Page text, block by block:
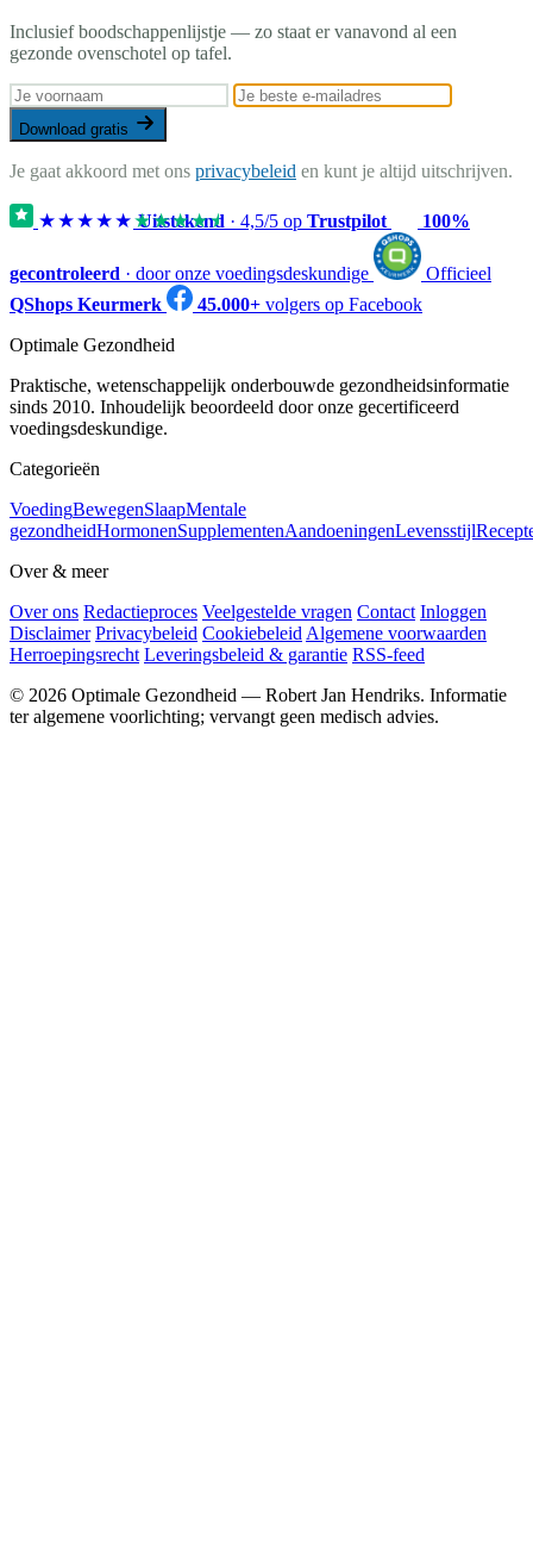
Inclusief boodschappenlijstje — zo staat er vanavond al een
gezonde ovenschotel op tafel.
Download gratis
Je gaat akkoord met ons privacybeleid en kunt je altijd uitschrijven.
★★★★★★★★★★
Uitstekend · 4,5/5 op Trustpilot 100%
gecontroleerd · door onze voedingsdeskundige
Officieel
QShops Keurmerk
45.000+ volgers op Facebook
Optimale Gezondheid
Praktische, wetenschappelijk onderbouwde gezondheidsinformatie
sinds 2010. Inhoudelijk beoordeeld door onze gecertificeerd
voedingsdeskundige.
Categorieën
VoedingBewegenSlaapMentale
gezondheidHormonenSupplementenAandoeningenLevensstijl
Over & meer
Over ons Redactieproces Veelgestelde vragen Contact Inloggen
Disclaimer Privacybeleid CookiebeleidAlgemene voorwaarden
Herroepingsrecht Leveringsbeleid & garantie RSS-feed
© 2026 Optimale Gezondheid — Robert Jan Hendriks. Informatie
ter algemene voorlichting; vervangt geen medisch advies.